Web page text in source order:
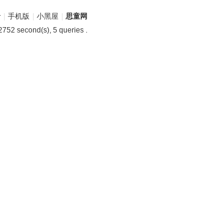
手机版 小黑屋
思童网
second(s), 5 queries .